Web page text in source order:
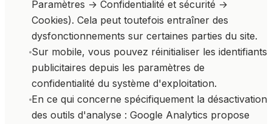
Paramètres → Confidentialité et sécurité →
Cookies). Cela peut toutefois entraîner des
dysfonctionnements sur certaines parties du site.
Sur mobile, vous pouvez réinitialiser les identifiants
publicitaires depuis les paramètres de
confidentialité du système d'exploitation.
En ce qui concerne spécifiquement la désactivation
des outils d'analyse : Google Analytics propose